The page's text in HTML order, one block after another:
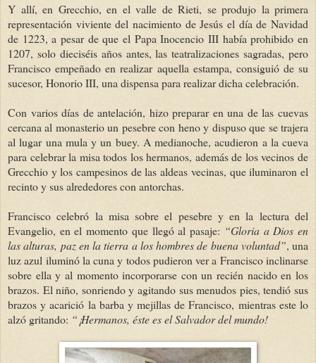
Y allí, en Grecchio, en el valle de Rieti, se produjo la primera
representación viviente del nacimiento de Jesús el día de Navidad
de 1223, a pesar de que el Papa Inocencio III había prohibido en
1207, solo dieciséis años antes, las teatralizaciones sagradas, pero
Francisco empeñado en realizar aquella estampa, consiguió de su
sucesor, Honorio III, una dispensa para realizar dicha celebración.
Con varios días de antelación, hizo preparar en una de las cuevas
cercana al monasterio un pesebre con heno y dispuso que se trajera
al lugar una mula y un buey. A medianoche, acudieron a la cueva
para celebrar la misa todos los hermanos, además de los vecinos de
Grecchio y los campesinos de las aldeas vecinas, que iluminaron el
recinto y sus alrededores con antorchas.
Francisco celebró la misa sobre el pesebre y en la lectura del
Evangelio, en el momento que llegó al pasaje: “Gloria a Dios en
las alturas, paz en la tierra a los hombres de buena voluntad”, una
luz azul iluminó la cuna y todos pudieron ver a Francisco inclinarse
sobre ella y al momento incorporarse con un recién nacido en los
brazos. El niño, sonriendo y agitando sus menudos pies, tendió sus
brazos y acarició la barba y mejillas de Francisco, mientras este lo
alzó gritando: “¡Hermanos, éste es el Salvador del mundo!